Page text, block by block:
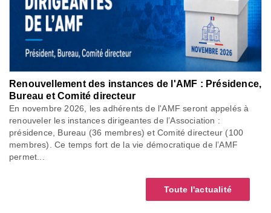
Renouvellement des instances de l'AMF : Présidence,
Bureau et Comité directeur
En novembre 2026, les adhérents de l'AMF seront appelés à
renouveler les instances dirigeantes de l’Association :
présidence, Bureau (36 membres) et Comité directeur (100
membres). Ce temps fort de la vie démocratique de l’AMF
permet...
Toute l'actualité